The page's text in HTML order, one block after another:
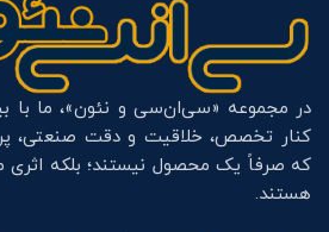
کنار تخصص، خلاقیت و دقت صنعتی،
که صرفاً یک محصول نیستند؛ بلکه اثری
هستند.